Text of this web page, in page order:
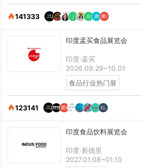
141333
印度孟买食品展览会
印度·孟买
2026.09.29~10.01
食品行业热门展
123141
印度食品饮料展览会
印度·新德里
2027.01.08~01.10